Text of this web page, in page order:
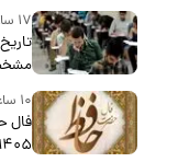
۱۷ ساعت پیش
۱۰ ساعت پیش
۱۴۰۵